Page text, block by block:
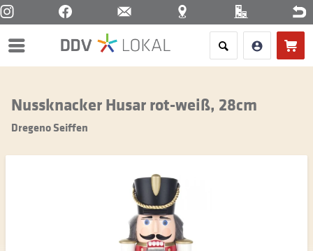
Menü
Nussknacker Husar rot-weiß, 28cm
Dregeno Seiffen